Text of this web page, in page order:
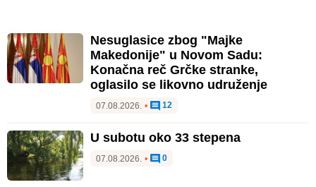
Nesuglasice zbog "Majke
Makedonije" u Novom Sadu:
Konačna reč Grčke stranke,
oglasilo se likovno udruženje
07.08.2026. • 12
U subotu oko 33 stepena
07.08.2026. • 0